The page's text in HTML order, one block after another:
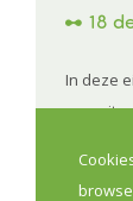
18
In deze
vooruit
aan het